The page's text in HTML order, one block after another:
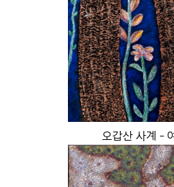
오갑산 사계 -